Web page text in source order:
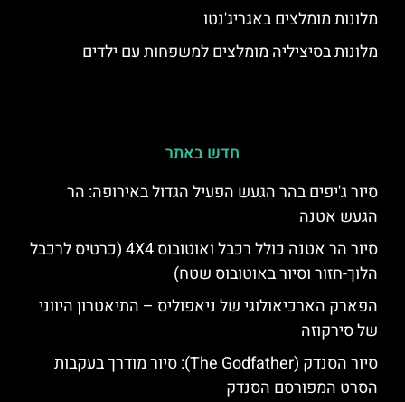
מלונות מומלצים באגריג'נטו
מלונות בסיציליה מומלצים למשפחות עם ילדים
חדש באתר
סיור ג'יפים בהר הגעש הפעיל הגדול באירופה: הר
הגעש אטנה
סיור הר אטנה כולל רכבל ואוטובוס 4X4 (כרטיס לרכבל
הלוך-חזור וסיור באוטובוס שטח)
הפארק הארכיאולוגי של ניאפוליס – התיאטרון היווני
של סירקוזה
סיור הסנדק (The Godfather): סיור מודרך בעקבות
הסרט המפורסם הסנדק